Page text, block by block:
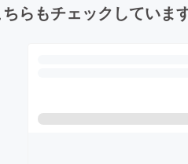
らもチェックしていま